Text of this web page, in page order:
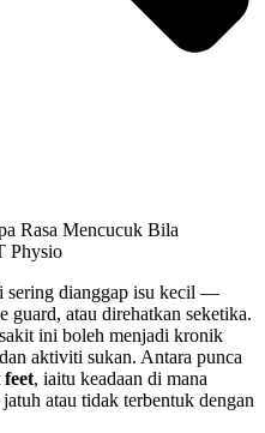
Rasa Mencucuk Bila
Physio
sering dianggap isu kecil —
guard, atau direhatkan seketika.
ini boleh menjadi kronik
aktiviti sukan. Antara punca
, iaitu keadaan di mana
atau tidak terbentuk dengan